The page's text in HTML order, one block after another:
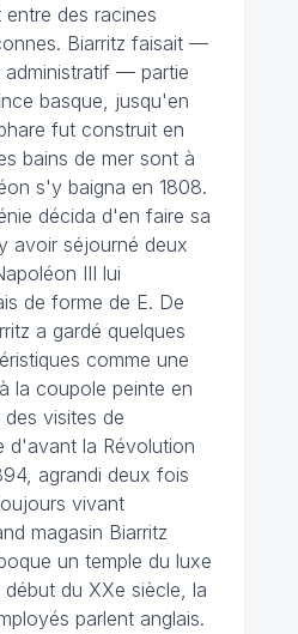
des racines
Biarritz faisait —
— partie
basque, jusqu'en
fut construit en
bains de mer sont à
s'y baigna en 1808.
décida d'en faire sa
avoir séjourné deux
III lui
de forme de E. De
a gardé quelques
comme une
la coupole peinte en
visites de
d'avant la Révolution
agrandi deux fois
vivant
magasin Biarritz
un temple du luxe
du XXe siècle, la
parlent anglais.